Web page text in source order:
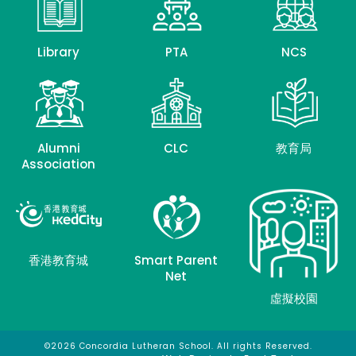
Library PTA NCS
Alumni
Association
CLC 教育局
香港教育城
Smart Parent
Net
虛擬校園
©2026 Concordia Lutheran School. All rights Reserved.